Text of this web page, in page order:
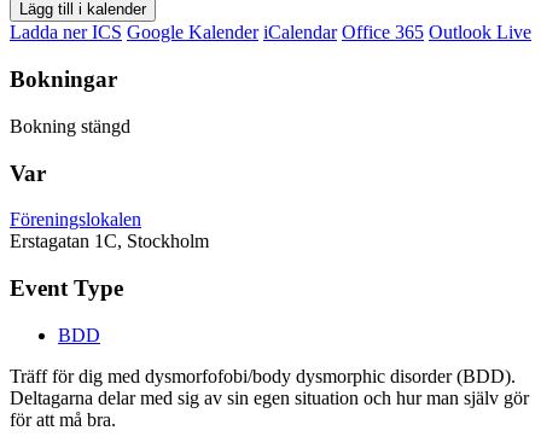
Lägg till i kalender
Ladda ner ICS Google Kalender iCalendar Office 365 Outlook Live
Bokningar
Bokning stängd
Var
Föreningslokalen
Erstagatan 1C, Stockholm
Event Type
BDD
Träff för dig med dysmorfofobi/body dysmorphic disorder (BDD).
Deltagarna delar med sig av sin egen situation och hur man själv gör
för att må bra.